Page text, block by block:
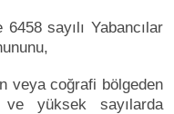
sayılı Yabancılar
veya coğrafi bölgeden
yüksek sayılarda